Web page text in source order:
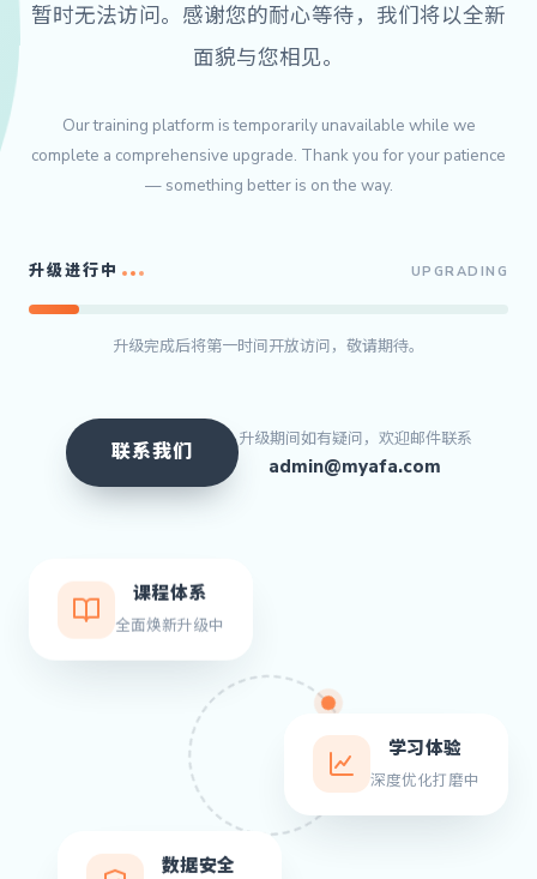
暂时无法访问。感谢您的耐心等待，我们将以全新
面貌与您相见。
Our training platform is temporarily unavailable while we
complete a comprehensive upgrade. Thank you for your patience
— something better is on the way.
升级进行中 UPGRADING
升级完成后将第一时间开放访问，敬请期待。
联系我们
升级期间如有疑问，欢迎邮件联系
admin@myafa.com
课程体系
全面焕新升级中
学习体验
深度优化打磨中
数据安全